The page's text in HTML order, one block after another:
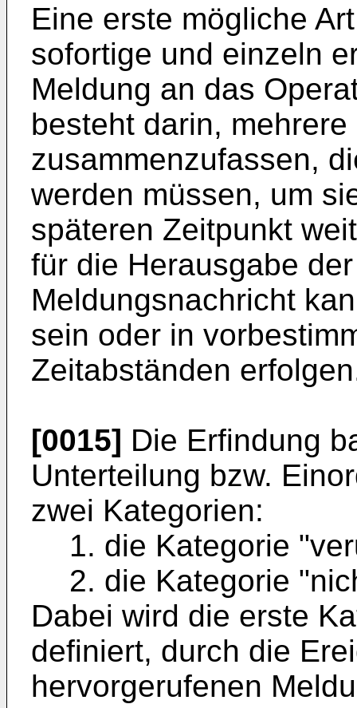
Eine erste mögliche
sofortige und einzeln
Meldung an das
besteht darin,
zusammenzufassen,
werden müssen, um
späteren Zeitpunkt
für die Herausgabe
Meldungsnachricht
sein oder in
Zeitabständen
[0015] Die Erfindung
Unterteilung bzw.
zwei Kategorien:
1. die Kategorie
2. die Kategorie
Dabei wird die erste
definiert, durch die
hervorgerufenen